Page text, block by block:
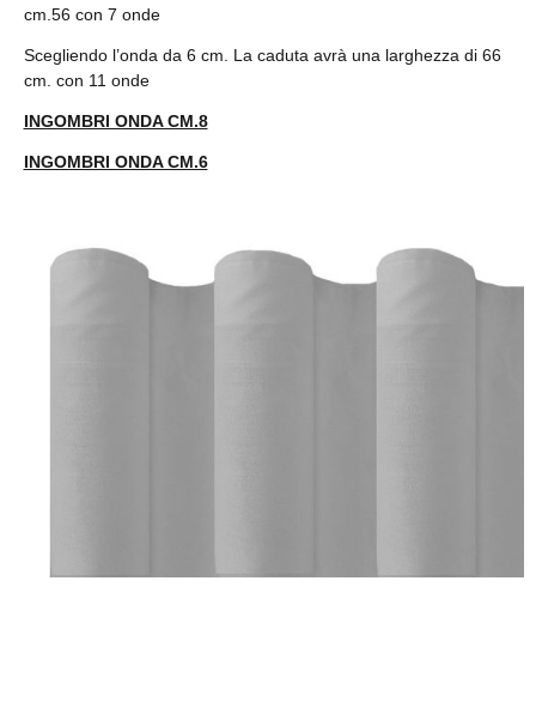
cm.56 con 7 onde
Scegliendo l’onda da 6 cm. La caduta avrà una larghezza di 66
cm. con 11 onde
INGOMBRI ONDA CM.8
INGOMBRI ONDA CM.6